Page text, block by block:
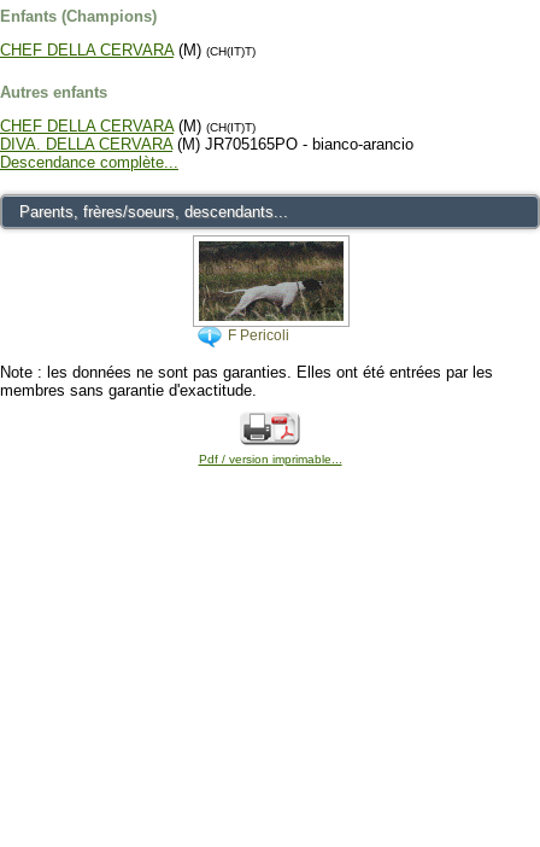
Enfants (Champions)
CHEF DELLA CERVARA(M) (CH(IT)T)
Autres enfants
CHEF DELLA CERVARA(M) (CH(IT)T)
DIVA. DELLA CERVARA(M) JR705165PO - bianco-arancio
Descendance complète...
Parents, frères/soeurs, descendants...
F Pericoli
Note : les données ne sont pas garanties. Elles ont été entrées par les
membres sans garantie d'exactitude.
Pdf / version imprimable...